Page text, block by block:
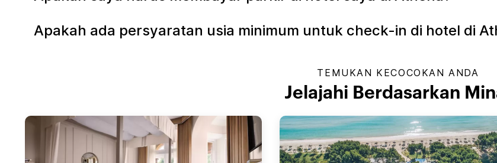
Apakah ada persyaratan usia minimum untuk check-in di hotel di
TEMUKAN KECOCOKAN ANDA
Jelajahi Berdasarkan